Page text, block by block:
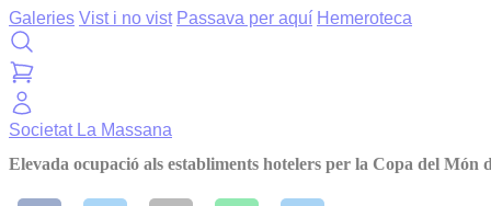
Galeries Vist i no vist Passava per aquí Hemeroteca
Societat La Massana
Elevada ocupació als establiments hotelers per la Copa del Món